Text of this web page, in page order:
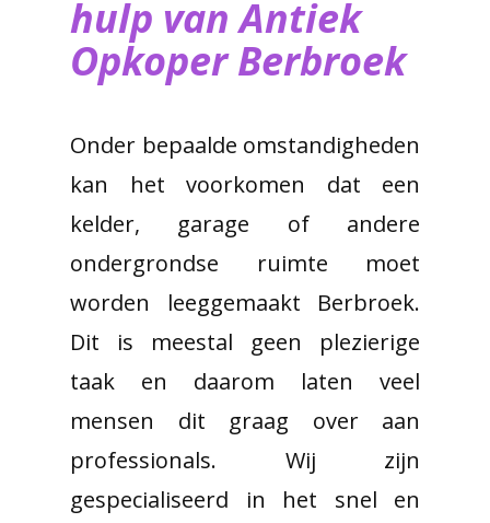
hulp van ​Antiek
Opkoper Berbroek
Onder bepaalde omstandigheden
kan het voorkomen dat een
kelder, garage of andere
ondergrondse ruimte moet
worden leeggemaakt Berbroek.
Dit is meestal geen plezierige
taak en daarom laten veel
mensen dit graag over aan
professionals. Wij zijn
gespecialiseerd in het snel en